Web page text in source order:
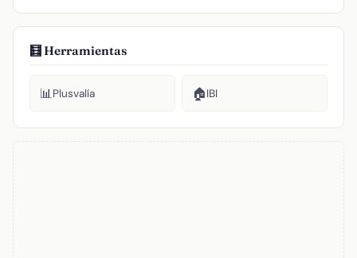
🧮 Herramientas
📊Plusvalía 🏠IBI